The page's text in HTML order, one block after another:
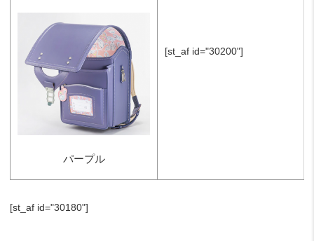
パープル
[st_af id="30200"]
[st_af id="30180"]